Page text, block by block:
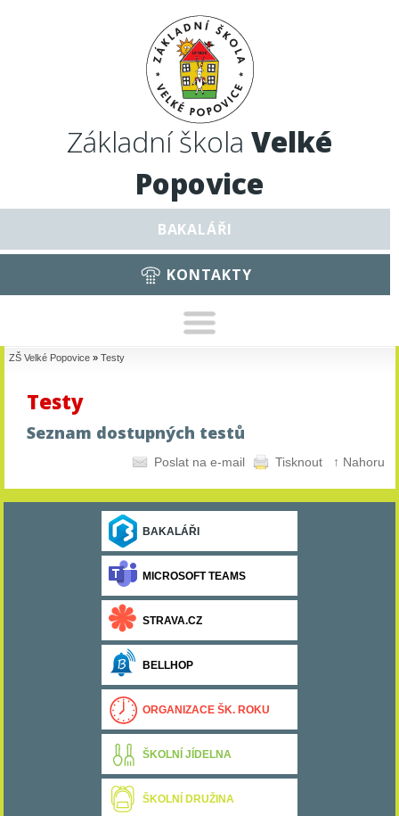
Základní škola Velké
Popovice
BAKALÁŘI
KONTAKTY
ZŠ Velké Popovice » Testy
Testy
Seznam dostupných testů
Poslat na e-mail Tisknout ↑ Nahoru
BAKALÁŘI
MICROSOFT TEAMS
STRAVA.CZ
BELLHOP
ORGANIZACE ŠK. ROKU
ŠKOLNÍ JÍDELNA
ŠKOLNÍ DRUŽINA